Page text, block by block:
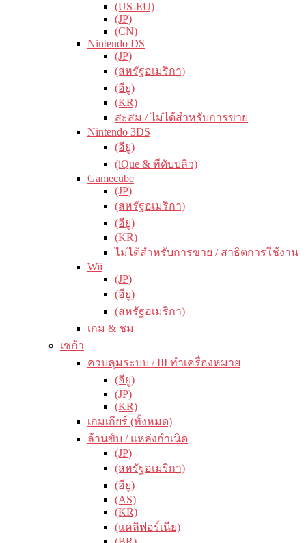
(US-EU)
(JP)
(CN)
Nintendo DS
(JP)
(สหรัฐอเมริกา)
(อียู)
(KR)
สะสม / ไม่ได้สำหรับการขาย
Nintendo 3DS
(อียู)
(iQue & ทีดับบลิว)
Gamecube
(JP)
(สหรัฐอเมริกา)
(อียู)
(KR)
ไม่ได้สำหรับการขาย / สาธิตการใช้งาน
Wii
(JP)
(อียู)
(สหรัฐอเมริกา)
เกม & ชม
เซก้า
ควบคุมระบบ / III ทำเครื่องหมาย
(อียู)
(JP)
(KR)
เกมเกียร์ (ทั้งหมด)
ล้านขับ / แหล่งกำเนิด
(JP)
(สหรัฐอเมริกา)
(อียู)
(AS)
(KR)
(แคลิฟอร์เนีย)